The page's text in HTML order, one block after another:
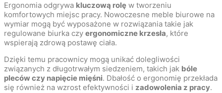
Ergonomia odgrywa kluczową rolę w tworzeniu
komfortowych miejsc pracy. Nowoczesne meble biurowe na
wymiar mogą być wyposażone w rozwiązania takie jak
regulowane biurka czy ergonomiczne krzesła, które
wspierają zdrową postawę ciała.
Dzięki temu pracownicy mogą unikać dolegliwości
związanych z długotrwałym siedzeniem, takich jak bóle
pleców czy napięcie mięśni. Dbałość o ergonomię przekłada
się również na wzrost efektywności i zadowolenia z pracy.